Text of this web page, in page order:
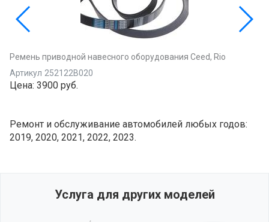
Ремень приводной навесного оборудования Ceed, Rio
Артикул 252122B020
Цена: 3900 руб.
Ремонт и обслуживание автомобилей любых годов:
2019, 2020, 2021, 2022, 2023.
Услуга для других моделей